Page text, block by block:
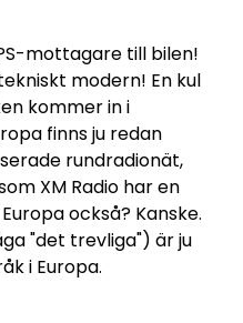
mottagare till bilen!
modern! En kul
kommer in i
finns ju redan
rundradionät,
XM Radio har en
också? Kanske.
"det trevliga") är ju
i Europa.